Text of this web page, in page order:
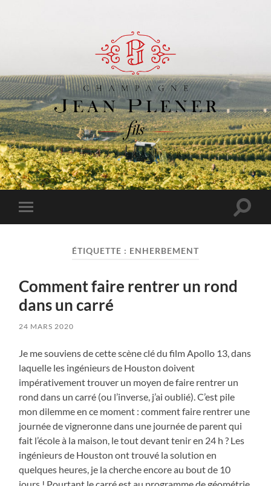
Champagne
Jean
Plener
Toggle
mobile
Toggle
ÉTIQUETTE : ENHERBEMENT
Comment faire rentrer un rond
dans un carré
24 MARS 2020
Je me souviens de cette scène clé du film Apollo 13, dans
laquelle les ingénieurs de Houston doivent
impérativement trouver un moyen de faire rentrer un
rond dans un carré (ou l’inverse, j’ai oublié). C’est pile
mon dilemme en ce moment : comment faire rentrer une
journée de vigneronne dans une journée de parent qui
fait l’école à la maison, le tout devant tenir en 24 h ? Les
ingénieurs de Houston ont trouvé la solution en
quelques heures, je la cherche encore au bout de 10